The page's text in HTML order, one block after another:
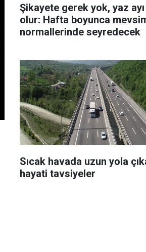
Şikayete gerek yok, yaz ayı
olur: Hafta boyunca
normallerinde seyredecek
Sıcak havada uzun yola
hayati tavsiyeler